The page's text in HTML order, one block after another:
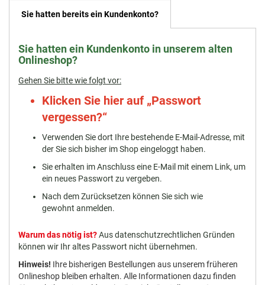
Sie hatten bereits ein Kundenkonto?
Sie hatten ein Kundenkonto in unserem alten
Onlineshop?
Gehen Sie bitte wie folgt vor:
Klicken Sie hier auf „Passwort
vergessen?“
Verwenden Sie dort Ihre bestehende E-Mail-Adresse, mit
der Sie sich bisher im Shop eingeloggt haben.
Sie erhalten im Anschluss eine E-Mail mit einem Link, um
ein neues Passwort zu vergeben.
Nach dem Zurücksetzen können Sie sich wie
gewohnt anmelden.
Warum das nötig ist?Aus datenschutzrechtlichen Gründen
können wir Ihr altes Passwort nicht übernehmen.
Hinweis! Ihre bisherigen Bestellungen aus unserem früheren
Onlineshop bleiben erhalten. Alle Informationen dazu finden